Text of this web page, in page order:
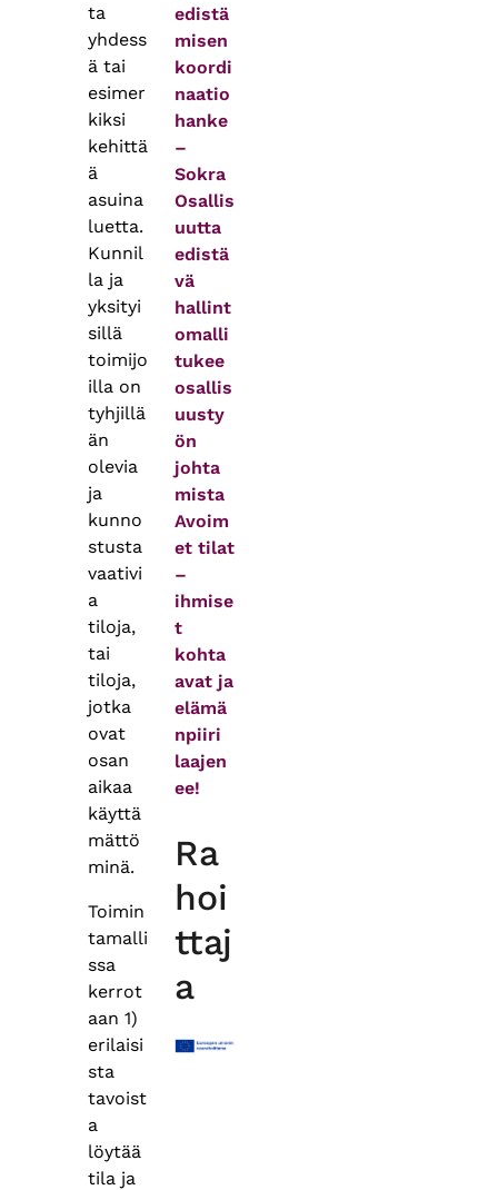
ta
yhdess
ä tai
esimer
kiksi
kehittä
ä
asuina
luetta.
Kunnil
la ja
yksityi
sillä
toimijo
illa on
tyhjillä
än
olevia
ja
kunno
stusta
vaativi
a
tiloja,
tai
tiloja,
jotka
ovat
osan
aikaa
käyttä
mättö
minä.
Toimin
tamalli
ssa
kerrot
aan 1)
erilaisi
sta
tavoist
a
löytää
tila ja
edistä
misen
koordi
naatio
hanke
–
Sokra
Osallis
uutta
edistä
vä
hallint
omalli
tukee
osallis
uusty
ön
johta
mista
Avoim
et tilat
–
ihmise
t
kohta
avat ja
elämä
npiiri
laajen
ee!
Ra
hoi
ttaj
a